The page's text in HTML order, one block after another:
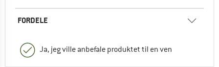
FORDELE
Ja, jeg ville anbefale produktet til en ven